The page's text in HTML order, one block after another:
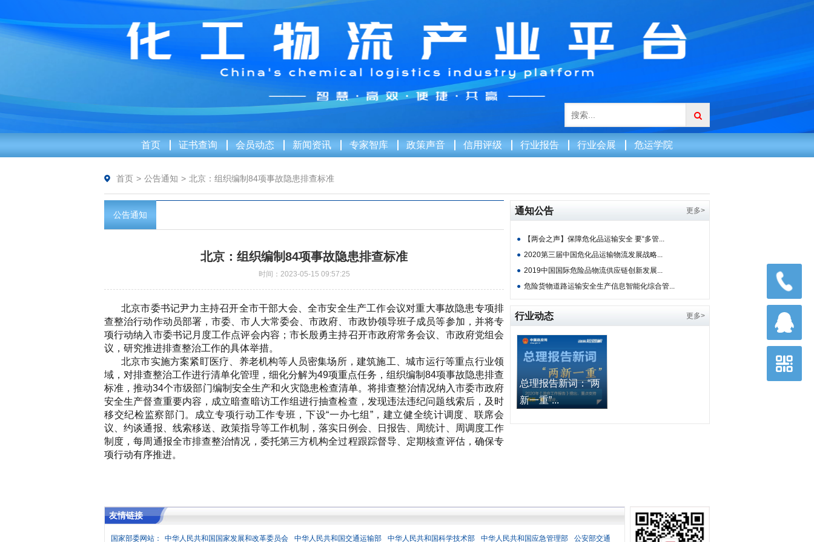
首页 证书查询 会员动态 新闻资讯 专家智库 政策声音 信用评级 行业报告 行业会展 危运学院
首页 > 公告通知 > 北京：组织编制84项事故隐患排查标准
公告通知
北京：组织编制84项事故隐患排查标准
时间：2023-05-15 09:57:25
北京市委书记尹力主持召开全市干部大会、全市安全生产工作会议对重大事故隐患专项排
查整治行动作动员部署，市委、市人大常委会、市政府、市政协领导班子成员等参加，并将专
项行动纳入市委书记月度工作点评会内容；市长殷勇主持召开市政府常务会议、市政府党组会
议，研究推进排查整治工作的具体举措。
北京市实施方案紧盯医疗、养老机构等人员密集场所，建筑施工、城市运行等重点行业领
域，对排查整治工作进行清单化管理，细化分解为49项重点任务，组织编制84项事故隐患排查
标准，推动34个市级部门编制安全生产和火灾隐患检查清单。将排查整治情况纳入市委市政府
安全生产督查重要内容，成立暗查暗访工作组进行抽查检查，发现违法违纪问题线索后，及时
移交纪检监察部门。成立专项行动工作专班，下设“一办七组”，建立健全统计调度、联席会
议、约谈通报、线索移送、政策指导等工作机制，落实日例会、日报告、周统计、周调度工作
制度，每周通报全市排查整治情况，委托第三方机构全过程跟踪督导、定期核查评估，确保专
项行动有序推进。
通知公告 更多>
●
【两会之声】保障危化品运输安全 要“多管...
● 2020第三届中国危化品运输物流发展战略...
● 2019中国国际危险品物流供应链创新发展...
● 危险货物道路运输安全生产信息智能化综合管...
行业动态 更多>
总理报告新词：“两
新一重”...
友情链接
国家部委网站： 中华人民共和国国家发展和改革委员会 中华人民共和国交通运输部 中华人民共和国科学技术部 中华人民共和国应急管理部 公安部交通